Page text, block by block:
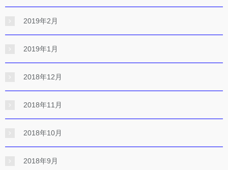
2019年2月
2019年1月
2018年12月
2018年11月
2018年10月
2018年9月